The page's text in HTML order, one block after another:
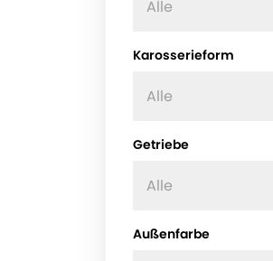
Alle
Karosserieform
Alle
Getriebe
Alle
Außenfarbe